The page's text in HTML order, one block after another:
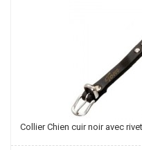
Collier Chien cuir noir avec